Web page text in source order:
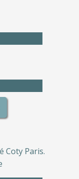
Coty Paris.